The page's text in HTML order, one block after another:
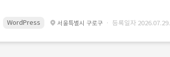
WordPress 서울특별시 구로구 · 등록일자 2026.07.29.